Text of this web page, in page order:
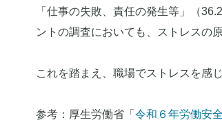
「仕事の失敗、責任の発生等」（
ントの調査においても、ストレスの
これを踏まえ、職場でストレスを感
参考：厚生労働省「 令和６年労働安